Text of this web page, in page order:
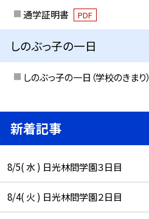
通学証明書 PDF
しのぶっ子の一日
しのぶっ子の一日（学校のきまり）
新着記事
8/5( 水 ) 日光林間学園３日目
8/4( 火 ) 日光林間学園２日目